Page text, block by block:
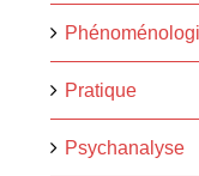
Pratique
Psychanalyse